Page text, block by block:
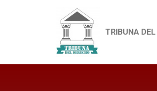
TRIBUNA DEL